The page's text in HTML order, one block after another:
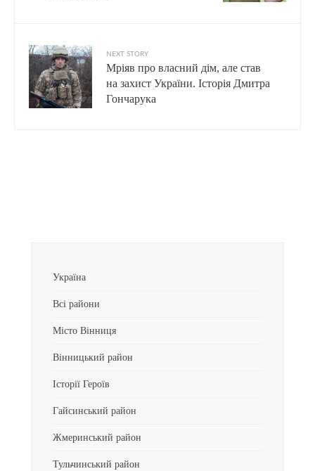
NEXT STORY
Мріяв про власний дім, але став
на захист України. Історія Дмитра
Гончарука
Україна
Всі райони
Місто Вінниця
Вінницький район
Історії Героїв
Гайсинський район
Жмеринський район
Тульчинський район